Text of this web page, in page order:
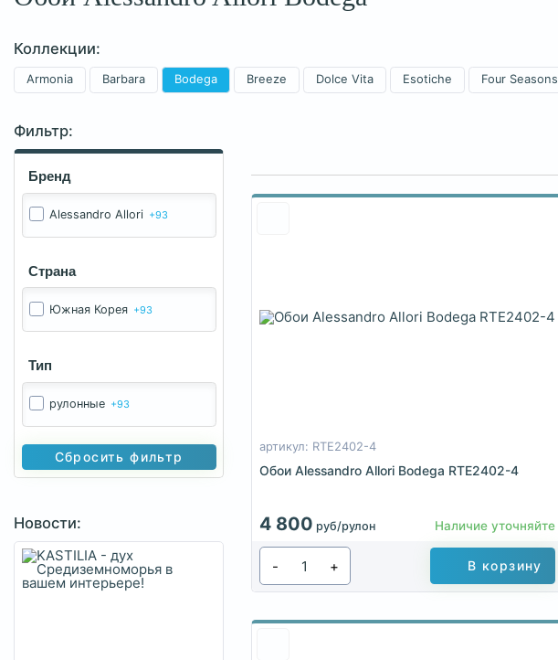
Коллекции:
Armonia Barbara Bodega Breeze Dolce Vita Esotiche Four Seasons
Фильтр:
Бренд
Alessandro Allori +93
Страна
Южная Корея +93
Тип
рулонные +93
Сбросить фильтр
Новости:
артикул: RTE2402-4
Обои Alessandro Allori Bodega RTE2402-4
4 800 руб/рулон Наличие уточняйте
- + В корзину